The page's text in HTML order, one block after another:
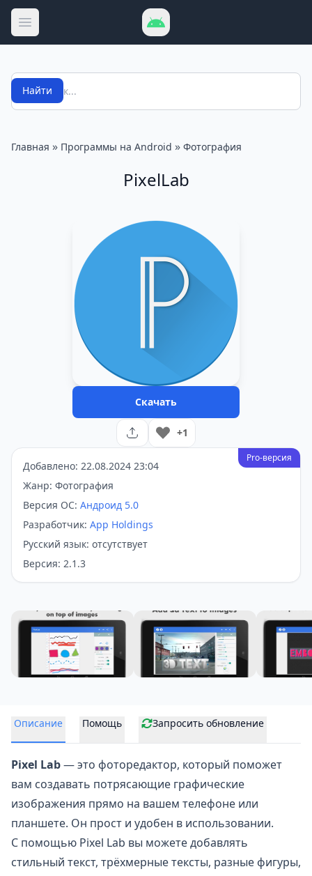
Открыть меню
Поиск
Найти
Главная » Программы на Android » Фотография
PixelLab
Скачать
+1
Pro-версия
Добавлено: 22.08.2024 23:04
Жанр: Фотография
Версия ОС: Андроид 5.0
Разработчик: App Holdings
Русский язык: отсутствует
Версия: 2.1.3
Описание Помощь Запросить обновление
Pixel Lab— это фоторедактор, который поможет
вам создавать потрясающие графические
изображения прямо на вашем телефоне или
планшете. Он прост и удобен в использовании.
С помощью Pixel Lab вы можете добавлять
стильный текст, трёхмерные тексты, разные фигуры,